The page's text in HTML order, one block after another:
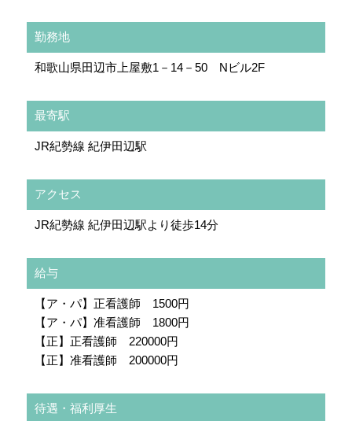
勤務地
和歌山県田辺市上屋敷1－14－50 Nビル2F
最寄駅
JR紀勢線 紀伊田辺駅
アクセス
JR紀勢線 紀伊田辺駅より徒歩14分
給与
【ア・パ】正看護師 1500円
【ア・パ】准看護師 1800円
【正】正看護師 220000円
【正】准看護師 200000円
待遇・福利厚生